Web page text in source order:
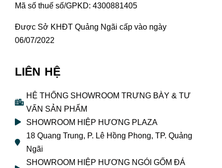
Mã số thuế số/GPKD: 4300881405
Được Sở KHĐT Quảng Ngãi cấp vào ngày
06/07/2022
LIÊN HỆ
HỆ THỐNG SHOWROOM TRƯNG BÀY & TƯ
VẤN SẢN PHẨM
SHOWROOM HIỆP HƯƠNG PLAZA
18 Quang Trung, P. Lê Hồng Phong, TP. Quảng
Ngãi
SHOWROOM HIỆP HƯƠNG NGÓI GỐM ĐÁ